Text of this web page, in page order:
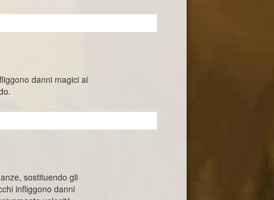
danni magici ai
sostituendo gli
infliggono danni